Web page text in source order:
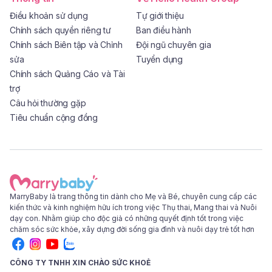
Điều khoản sử dụng
Chính sách quyền riêng tư
Chính sách Biên tập và Chỉnh
sửa
Chính sách Quảng Cáo và Tài
trợ
Câu hỏi thường gặp
Tiêu chuẩn cộng đồng
Tự giới thiệu
Ban điều hành
Đội ngũ chuyên gia
Tuyển dụng
MarryBaby là trang thông tin dành cho Mẹ và Bé, chuyên cung cấp các
kiến thức và kinh nghiệm hữu ích trong việc Thụ thai, Mang thai và Nuôi
dạy con. Nhằm giúp cho độc giả có những quyết định tốt trong việc
chăm sóc sức khỏe, xây dựng đời sống gia đình và nuôi dạy trẻ tốt hơn
CÔNG TY TNHH XIN CHÀO SỨC KHOẺ